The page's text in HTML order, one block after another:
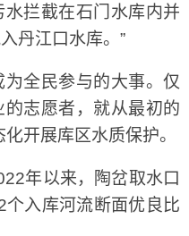
拦截在石门水库内并
丹江口水库。”
全民参与的大事。仅
志愿者，就从最初的
开展库区水质保护。
年以来，陶岔取水口
入库河流断面优良比